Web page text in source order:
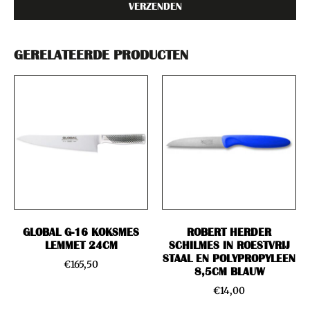
GERELATEERDE PRODUCTEN
GLOBAL G-16 KOKSMES
LEMMET 24CM
€165,50
ROBERT HERDER
SCHILMES IN ROESTVRIJ
STAAL EN POLYPROPYLEEN
8,5CM BLAUW
€14,00
VERZENDEN